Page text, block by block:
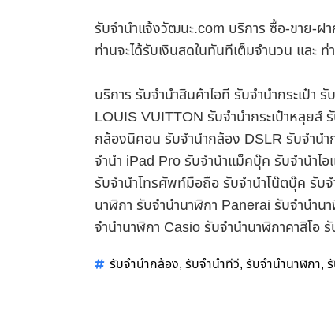
รับจํานําแจ้งวัฒนะ.com บริการ ซื้อ-ขาย-ฝา
ท่านจะได้รับเงินสดในทันทีเต็มจำนวน และ
บริการ รับจำนำสินค้าไอที รับจำนำกระเป๋า
LOUIS VUITTON รับจำนำกระเป๋าหลุยส์
กล้องนิคอน รับจำนำกล้อง DSLR รับจำนำ
จำนำ iPad Pro รับจำนำแม็คบุ๊ค รับจำนำไ
รับจำนำโทรศัพท์มือถือ รับจำนำโน๊ตบุ๊ค รับ
นาฬิกา รับจำนำนาฬิกา Panerai รับจำนำน
จำนำนาฬิกา Casio รับจำนำนาฬิกาคาสิโอ
รับจำนำกล้อง, รับจำนำทีวี, รับจำนำนาฬิกา,